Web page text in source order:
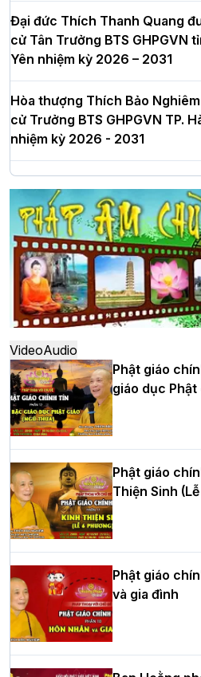
Đại đức Thích Thanh Quang
cử Tân Trưởng BTS GHPGVN
Yên nhiệm kỳ 2026 – 2031
Hòa thượng Thích Bảo
cử Trưởng BTS GHPGVN TP.
nhiệm kỳ 2026 - 2031
Hà Nội: Long trọng lễ khởi
dựng Trung tâm văn hóa Phật
đô
Hà Nội: Ngày tu học cuối
khóa sinh hoạt Phật pháp mùa
thứ XIV tại chùa Bằng
Học yêu thương trong ngày tu
tư của Khóa sinh hoạt Phật
hè tại chùa Bằng
HT.Thích Thọ Lạc được suy cử
Trưởng BTS GHPGVN tỉnh
Hòa thượng Thích Quảng Tùng
cử Trưởng BTS GHPGVN thành
Phòng nhiệm kỳ 2026 – 2031
VideoAudio
Phật giáo
giáo dục Phật
Phật giáo
Thiện Sinh
Phật giáo
và gia đình